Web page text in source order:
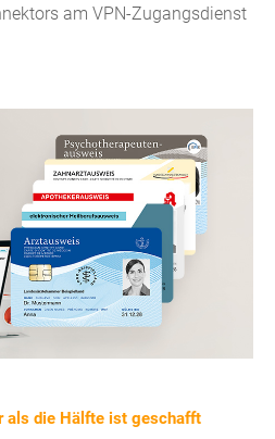
am VPN-Zugangsdienst
als die Hälfte ist geschafft